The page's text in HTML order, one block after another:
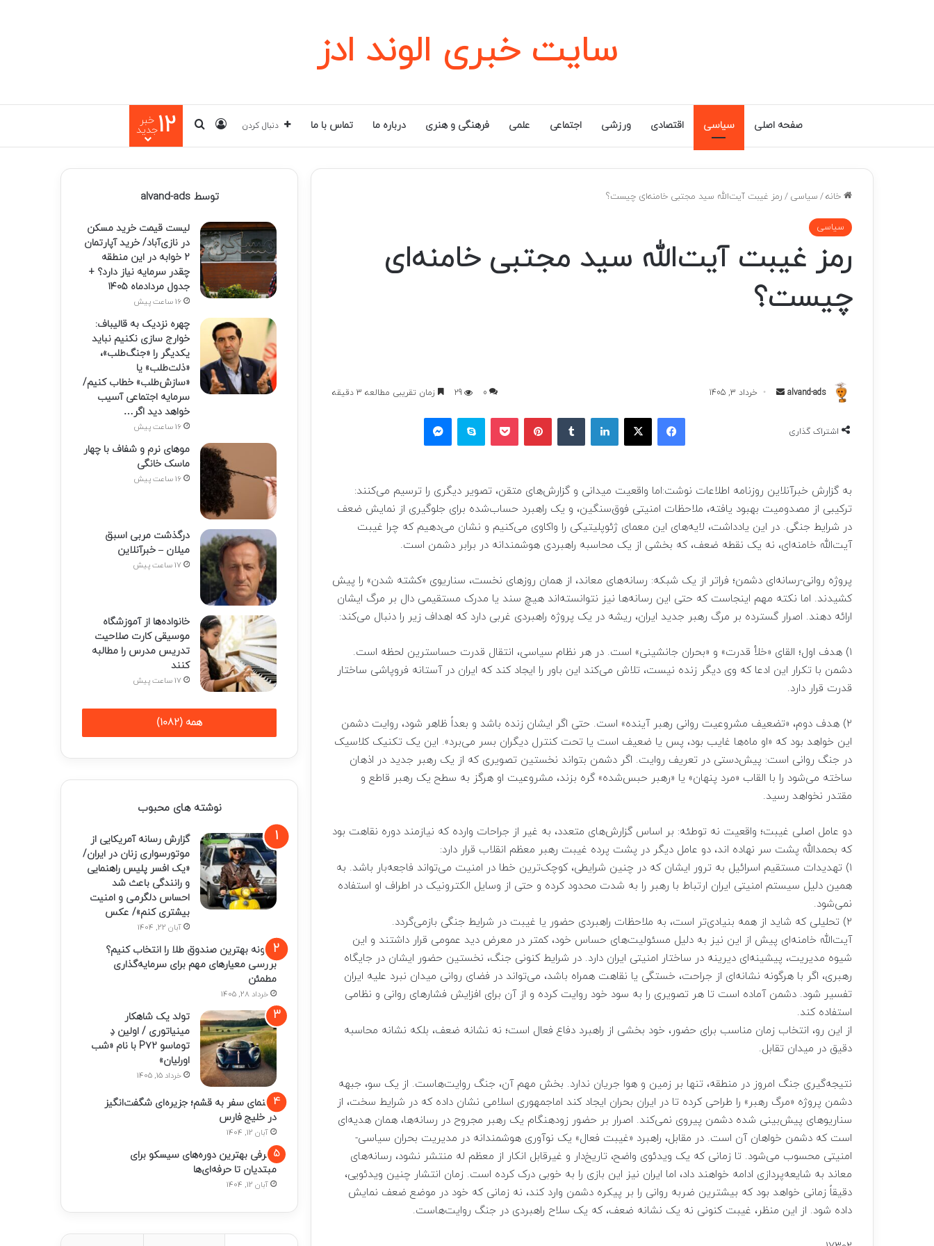
سایت خبری الوند ادز
صفحه اصلی سیاسی اقتصادی ورزشی اجتماعی علمی فرهنگی و هنری درباره ما تماس با ما دنبال کردن ورودجستجو برای
12 خبر
جدید
خانه/ سیاسی / رمز غیبت آیت‌الله سید مجتبی خامنه‌ای چیست؟
سیاسی
رمز غیبت آیت‌الله سید مجتبی خامنه‌ای
چیست؟
alvand-ads
ارسال خرداد 3, 1405 0
29 زمان تقریبی مطالعه 3 دقیقه
اشتراک گذاری
فیسبوکایکس لینکداینتامبلر پینتریستپاکت اسکایپ مسنجر
به گزارش خبرآنلاین روزنامه اطلاعات نوشت:اما واقعیت میدانی و گزارش‌های متقن، تصویر دیگری را ترسیم می‌کنند:
ترکیبی از مصدومیت بهبود یافته، ملاحظات امنیتی فوق‌سنگین، و یک راهبرد حساب‌شده برای جلوگیری از نمایش ضعف
در شرایط جنگی. در این یادداشت، لایه‌های این معمای ژئوپلیتیکی را واکاوی می‌کنیم و نشان می‌دهیم که چرا غیبت
آیت‌الله خامنه‌ای، نه یک نقطه ضعف، که بخشی از یک محاسبه راهبردی هوشمندانه در برابر دشمن است.
پروژه روانی-رسانه‌ای دشمن؛ فراتر از یک شبکه: رسانه‌های معاند، از همان روزهای نخست، سناریوی «کشته شدن» را پیش
کشیدند. اما نکته مهم اینجاست که حتی این رسانه‌ها نیز نتوانسته‌اند هیچ سند یا مدرک مستقیمی دال بر مرگ ایشان
ارائه دهند. اصرار گسترده بر مرگ رهبر جدید ایران، ریشه در یک پروژه راهبردی غربی دارد که اهداف زیر را دنبال می‌کند:
۱) هدف اول؛ القای «خلأ قدرت» و «بحران جانشینی» است. در هر نظام سیاسی، انتقال قدرت حساسترین لحظه است.
دشمن با تکرار این ادعا که وی دیگر زنده نیست، تلاش می‌کند این باور را ایجاد کند که ایران در آستانه فروپاشی ساختار
قدرت قرار دارد.
۲) هدف دوم، «تضعیف مشروعیت روانی رهبر آینده» است. حتی اگر ایشان زنده باشد و بعداً ظاهر شود، روایت دشمن
این خواهد بود که «او ماه‌ها غایب بود، پس یا ضعیف است یا تحت کنترل دیگران بسر می‌برد». این یک تکنیک کلاسیک
در جنگ روانی است: پیش‌دستی در تعریف روایت. اگر دشمن بتواند نخستین تصویری که از یک رهبر جدید در اذهان
ساخته می‌شود را با القاب «مرد پنهان» یا «رهبر حبس‌شده» گره بزند، مشروعیت او هرگز به سطح یک رهبر قاطع و
مقتدر نخواهد رسید.
دو عامل اصلی غیبت؛ واقعیت نه توطئه: بر اساس گزارش‌های متعدد، به غیر از جراحات وارده که نیازمند دوره نقاهت بود
که بحمدالله پشت سر نهاده اند، دو عامل دیگر در پشت پرده غیبت رهبر معظم انقلاب قرار دارد:
۱) تهدیدات مستقیم اسرائیل به ترور ایشان که در چنین شرایطی، کوچک‌ترین خطا در امنیت می‌تواند فاجعه‌بار باشد. به
همین دلیل سیستم امنیتی ایران ارتباط با رهبر را به شدت محدود کرده و حتی از وسایل الکترونیک در اطراف او استفاده
نمی‌شود.
۲) تحلیلی که شاید از همه بنیادی‌تر است، به ملاحظات راهبردی حضور یا غیبت در شرایط جنگی بازمی‌گردد.
آیت‌الله خامنه‌ای پیش از این نیز به دلیل مسئولیت‌های حساس خود، کمتر در معرض دید عمومی قرار داشتند و این
شیوه مدیریت، پیشینه‌ای دیرینه در ساختار امنیتی ایران دارد. در شرایط کنونی جنگ، نخستین حضور ایشان در جایگاه
رهبری، اگر با هرگونه نشانه‌ای از جراحت، خستگی یا نقاهت همراه باشد، می‌تواند در فضای روانی میدان نبرد علیه ایران
تفسیر شود. دشمن آماده است تا هر تصویری را به سود خود روایت کرده و از آن برای افزایش فشارهای روانی و نظامی
استفاده کند.
از این رو، انتخاب زمان مناسب برای حضور، خود بخشی از راهبرد دفاع فعال است؛ نه نشانه ضعف، بلکه نشانه محاسبه
دقیق در میدان تقابل.
نتیجه‌گیری جنگ امروز در منطقه، تنها بر زمین و هوا جریان ندارد. بخش مهم آن، جنگ روایت‌هاست. از یک سو، جبهه
دشمن پروژه «مرگ رهبر» را طراحی کرده تا در ایران بحران ایجاد کند اماجمهوری اسلامی نشان داده که در شرایط سخت، از
سناریوهای پیش‌بینی شده دشمن پیروی نمی‌کند. اصرار بر حضور زودهنگام یک رهبر مجروح در رسانه‌ها، همان هدیه‌ای
است که دشمن خواهان آن است. در مقابل، راهبرد «غیبت فعال» یک نوآوری هوشمندانه در مدیریت بحران سیاسی-
امنیتی محسوب می‌شود. تا زمانی که یک ویدئوی واضح، تاریخ‌دار و غیرقابل انکار از معظم له منتشر نشود، رسانه‌های
معاند به شایعه‌پردازی ادامه خواهند داد، اما ایران نیز این بازی را به خوبی درک کرده است. زمان انتشار چنین ویدئویی،
دقیقاً زمانی خواهد بود که بیشترین ضربه روانی را بر پیکره دشمن وارد کند، نه زمانی که خود در موضع ضعف نمایش
داده شود. از این منظر، غیبت کنونی نه یک نشانه ضعف، که یک سلاح راهبردی در جنگ روایت‌هاست.
توسط alvand-ads
لیست قیمت خرید مسکن
در نازی‌آباد/ خرید آپارتمان
۲ خوابه در این منطقه
چقدر سرمایه نیاز دارد؟ +
جدول مردادماه ۱۴۰۵
16 ساعت پیش
چهره نزدیک به قالیباف:
خوارج سازی نکنیم نباید
یکدیگر را «جنگ‌طلب»،
«ذلت‌طلب» یا
«سازش‌طلب» خطاب کنیم/
سرمایه اجتماعی آسیب
خواهد دید اگر…
16 ساعت پیش
موهای نرم و شفاف با چهار
ماسک خانگی
16 ساعت پیش
درگذشت مربی اسبق
میلان – خبرآنلاین
17 ساعت پیش
خانواده‌ها از آموزشگاه
موسیقی کارت صلاحیت
تدریس مدرس را مطالبه
کنند
17 ساعت پیش
همه (1082)
نوشته های محبوب
گزارش رسانه آمریکایی از
موتورسواری زنان در ایران/
«یک افسر پلیس راهنمایی
و رانندگی باعث شد
احساس دلگرمی و امنیت
بیشتری کنم»/ عکس
آبان 22, 1404
چگونه بهترین صندوق طلا را انتخاب کنیم؟
بررسی معیارهای مهم برای سرمایه‌گذاری
مطمئن
خرداد 28, 1405
تولد یک شاهکار
مینیاتوری / اولین دِ
توماسو P۷۲ با نام «شب
اورلیان»
خرداد 15, 1405
راهنمای سفر به قشم؛ جزیره‌ای شگفت‌انگیز
در خلیج فارس
آبان 12, 1404
معرفی بهترین دوره‌های سیسکو برای
مبتدیان تا حرفه‌ای‌ها
آبان 12, 1404